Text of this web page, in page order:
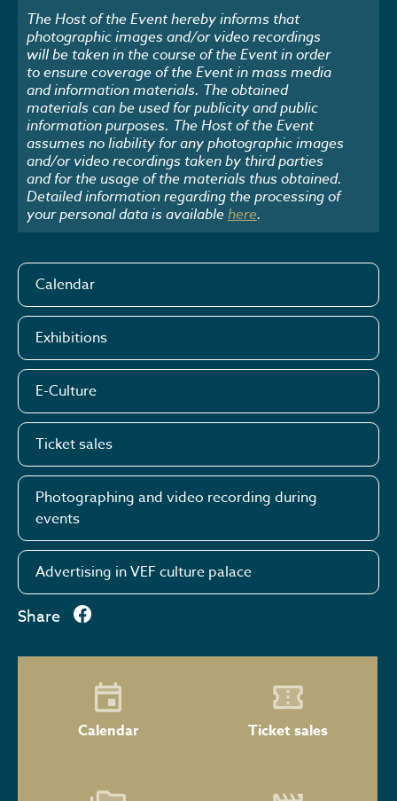
The Host of the Event hereby informs that
photographic images and/or video recordings
will be taken in the course of the Event in order
to ensure coverage of the Event in mass media
and information materials. The obtained
materials can be used for publicity and public
information purposes. The Host of the Event
assumes no liability for any photographic images
and/or video recordings taken by third parties
and for the usage of the materials thus obtained.
Detailed information regarding the processing of
your personal data is availablehere.
Calendar
Exhibitions
E-Culture
Ticket sales
Photographing and video recording during
events
Advertising in VEF culture palace
Share
Calendar Ticket sales